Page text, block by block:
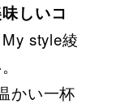
しいコ
style綾
かい一杯